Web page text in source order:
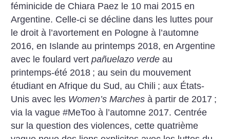
féminicide de Chiara Paez le 10 mai 2015 en
Argentine. Celle-ci se décline dans les luttes pour
le droit à l’avortement en Pologne à l’automne
2016, en Islande au printemps 2018, en Argentine
avec le foulard vertpañuelazo verde au
printemps-été 2018 ; au sein du mouvement
étudiant en Afrique du Sud, au Chili ; aux États-
Unis avec les Women’s Marches à partir de 2017 ;
via la vague #MeToo à l’automne 2017. Centrée
sur la question des violences, cette quatrième